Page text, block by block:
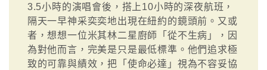
3.5小時的演唱會後，搭上10小時的深夜航班，
隔天一早神采奕奕地出現在紐約的鏡頭前。又或
者，想想一位米其林二星廚師「從不生病」，因
為對他而言，完美是只是最低標準。他們追求極
致的可靠與績效，把「使命必達」視為不容妥協